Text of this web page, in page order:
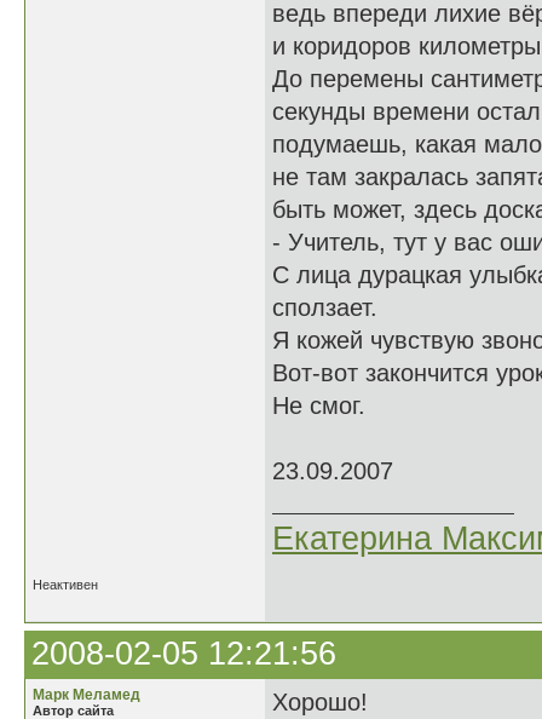
ведь впереди лихие
и коридоров
До перемены
секунды времени
подумаешь, какая
не там закралась
быть может, здесь
- Учитель, тут у вас
С лица дурацкая
сползает.
Я кожей чувствую
Вот-вот закончится
Не смог.
23.09.2007
Екатерина
Неактивен
2008-02-05 12:21:56
Марк Меламед
Автор сайта
Хорошо!